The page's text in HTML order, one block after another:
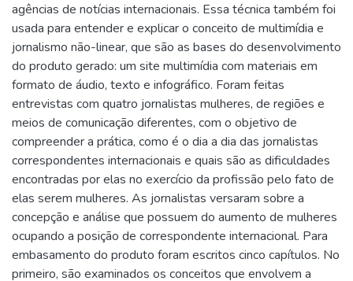
agências de notícias internacionais. Essa técnica também foi
usada para entender e explicar o conceito de multimídia e
jornalismo não-linear, que são as bases do desenvolvimento
do produto gerado: um site multimídia com materiais em
formato de áudio, texto e infográfico. Foram feitas
entrevistas com quatro jornalistas mulheres, de regiões e
meios de comunicação diferentes, com o objetivo de
compreender a prática, como é o dia a dia das jornalistas
correspondentes internacionais e quais são as dificuldades
encontradas por elas no exercício da profissão pelo fato de
elas serem mulheres. As jornalistas versaram sobre a
concepção e análise que possuem do aumento de mulheres
ocupando a posição de correspondente internacional. Para
embasamento do produto foram escritos cinco capítulos. No
primeiro, são examinados os conceitos que envolvem a